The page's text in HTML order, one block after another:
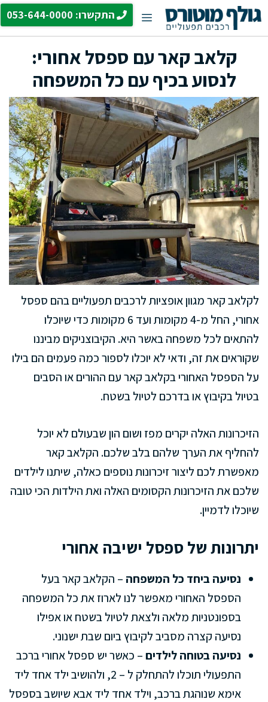
לדלג
תפריט התקשרו: 053-644-0000
קלאב קאר עם ספסל אחורי:
לנסוע בכיף עם כל המשפחה
לקלאב קאר מגוון אופציות לרכבים תפעוליים בהם ספסל
אחורי, החל מ-4 מקומות ועד 6 מקומות כדי שיוכלו
להתאים לכל משפחה באשר היא. הקיבוצניקים מביננו
שקוראים את זה, ודאי לא יוכלו לספור כמה פעמים הם בילו
על הספסל האחורי בקלאב קאר עם ההורים או הסבים
בטיול בקיבוץ או בדרכם לטיול בשטח.
הזיכרונות האלה יקרים מפז ושום הון שבעולם לא יוכל
להחליף את הערך שלהם בלב שלכם. הקלאב קאר
מאפשרת לכם ליצור זיכרונות נוספים כאלה, שיתנו לילדים
שלכם את הזיכרונות הקסומים האלה ואת הילדות הכי טובה
שיוכלו לדמיין.
יתרונות של ספסל ישיבה אחורי
נסיעה ביחד כל המשפחה – הקלאב קאר בעל
הספסל האחורי מאפשר לנו לארוז את כל המשפחה
בספונטניות מלאה ולצאת לטיול בשטח או אפילו
נסיעה קצרה מסביב לקיבוץ ביום שבת ישנוני.
נסיעה בטוחה לילדים– כאשר יש ספסל אחורי ברכב
התפעולי תוכלו להתחלק ל – 2, ולהושיב ילד אחד ליד
אימא שנוהגת ברכב, וילד אחד ליד אבא שיושב בספסל